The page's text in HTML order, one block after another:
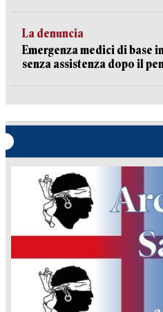
La denuncia
Emergenza medici di base
senza assistenza dopo il